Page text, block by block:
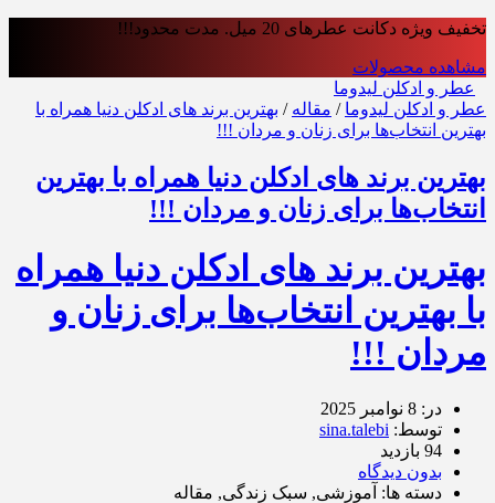
تخفیف ویژه دکانت عطرهای 20 میل. مدت محدود!!!
مشاهده محصولات
عطر و ادکلن لیدوما
عطر و ادکلن لیدوما / مقاله / بهترین برند های ادکلن دنیا همراه با
بهترین انتخاب‌ها برای زنان و مردان !!!
بهترین برند های ادکلن دنیا همراه با بهترین
انتخاب‌ها برای زنان و مردان !!!
بهترین برند های ادکلن دنیا همراه
با بهترین انتخاب‌ها برای زنان و
مردان !!!
در: 8 نوامبر 2025
توسط: sina.talebi
94 بازدید
بدون دیدگاه
دسته ها: آموزشی, سبک زندگی, مقاله